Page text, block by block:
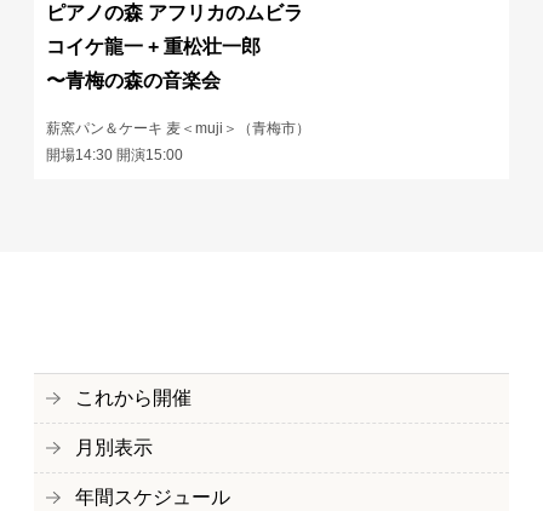
ピアノの森 アフリカのムビラ
コイケ龍一 + 重松壮一郎
〜青梅の森の音楽会
薪窯パン＆ケーキ 麦＜muji＞（青梅市）
開場14:30 開演15:00
これから開催
月別表示
年間スケジュール